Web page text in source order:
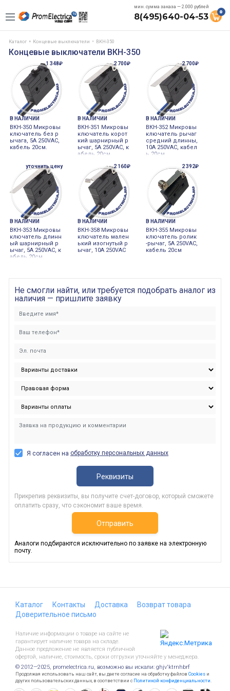
мин. сумма заказа — 2.000 рублей
8(495)640-04-53 0
Каталог Концевые выключатели ВКН-350
Концевые выключатели ВКН-350
1 348₽
В НАЛИЧИИ
ВКН-350 Микровы
ключатель без р
ычага, 5А 250VAC,
кабель 20см.
2 700₽
В НАЛИЧИИ
ВКН-351 Микровы
ключатель корот
кий шарнирный р
ычаг, 5А 250VAC, к
абель 20см.
2 700₽
В НАЛИЧИИ
ВКН-352 Микровы
ключатель рычаг
средний длинны,
10А 250VAC, кабел
ь 20см.
уточнить цену
В НАЛИЧИИ
ВКН-353 Микровы
ключатель длинн
ый шарнирный р
ычаг, 5А 250VAC, к
абель 20см.
2 160₽
В НАЛИЧИИ
ВКН-358 Микровы
ключатель мален
ький изогнутый р
ычаг, 10А 250VAC
2 392₽
В НАЛИЧИИ
ВКН-355 Микровы
ключатель ролик
-рычаг, 5А 250VAC,
кабель 20см
Не смогли найти, или требуется подобрать аналог из
наличия — пришлите заявку
Я согласен на обработку персональных данных
Реквизиты
Прикрепив реквизиты, вы получите счет-договор, который сможете
оплатить сразу, что сэкономит ваше время.
Отправить
Аналоги подбираются исключительно по заявке на электронную
почту.
Каталог Контакты Доставка
Возврат товара
Доверительное письмо
Наличие информации о товаре на сайте не
гарантирует наличие товара на складе.
Данное предложение не является публичной
офертой, наличие, стоимость, сроки отгрузки уточняйте у менеджера.
© 2012—2025, promelectrica.ru, возможно вы искали: ghjv'ktrnhbrf
Продолжая использовать наш сайт, вы даете согласие на обработку файлов Cookies и
других пользовательских данных, в соответствии с Политикой конфиденциальности.